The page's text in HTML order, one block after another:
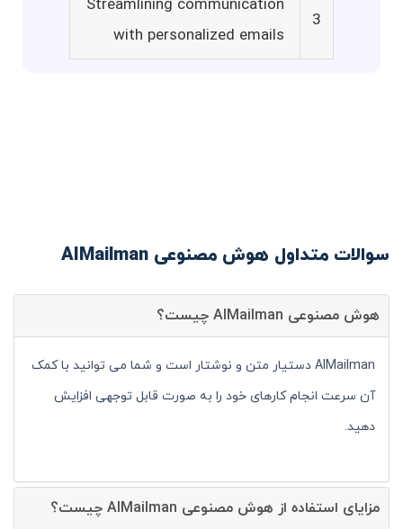
3
Streamlining communication
with personalized emails
سوالات متداول هوش مصنوعی AIMailman
هوش مصنوعی AIMailman چیست؟
AIMailman دستیار متن و نوشتار است و شما می توانید با کمک
آن سرعت انجام کارهای خود را به صورت قابل توجهی افزایش
دهید.
مزایای استفاده از هوش مصنوعی AIMailman چیست؟